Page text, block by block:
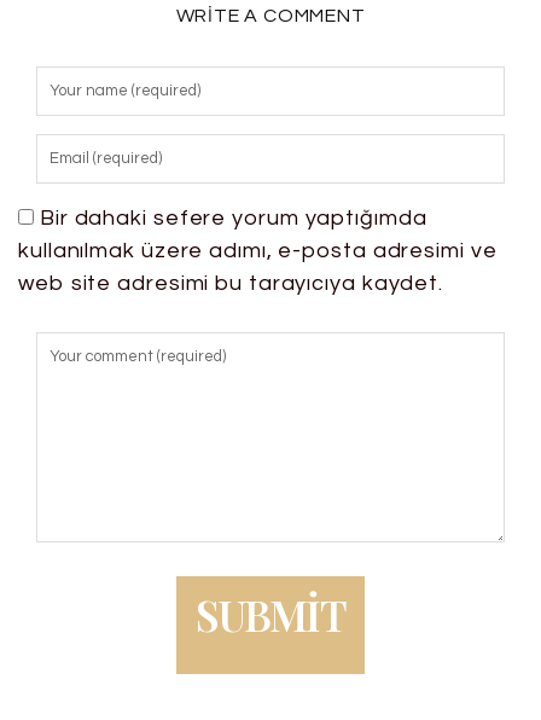
WRITE A COMMENT
Bir dahaki sefere yorum yaptığımda
kullanılmak üzere adımı, e-posta adresimi ve
web site adresimi bu tarayıcıya kaydet.